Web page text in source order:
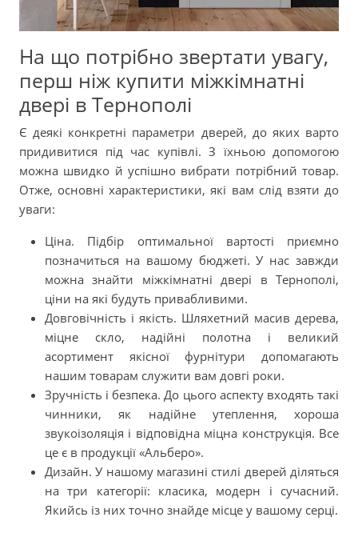
На що потрібно звертати увагу,
перш ніж купити міжкімнатні
двері в Тернополі
Є деякі конкретні параметри дверей, до яких варто
придивитися під час купівлі. З їхньою допомогою
можна швидко й успішно вибрати потрібний товар.
Отже, основні характеристики, які вам слід взяти до
уваги:
Ціна. Підбір оптимальної вартості приємно
позначиться на вашому бюджеті. У нас завжди
можна знайти міжкімнатні двері в Тернополі,
ціни на які будуть привабливими.
Довговічність і якість. Шляхетний масив дерева,
міцне скло, надійні полотна і великий
асортимент якісної фурнітури допомагають
нашим товарам служити вам довгі роки.
Зручність і безпека. До цього аспекту входять такі
чинники, як надійне утеплення, хороша
звукоізоляція і відповідна міцна конструкція. Все
це є в продукції «Альберо».
Дизайн. У нашому магазині стилі дверей діляться
на три категорії: класика, модерн і сучасний.
Якийсь із них точно знайде місце у вашому серці.